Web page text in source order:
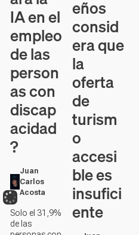
IA en el
empleo
de las
person
as con
discap
acidad
?
Juan
Carlos
Acosta
Solo el 31,9%
de las
eños
consid
era que
la
oferta
de
turism
o
accesi
ble es
insufici
ente